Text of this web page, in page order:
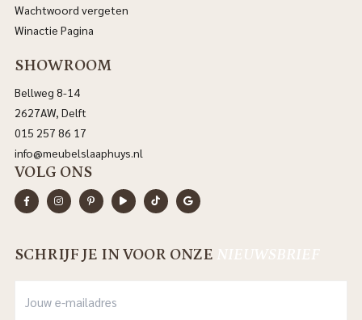
Wachtwoord vergeten
Winactie Pagina
SHOWROOM
Bellweg 8-14
2627AW, Delft
015 257 86 17
info@meubelslaaphuys.nl
VOLG ONS
SCHRIJF JE IN VOOR ONZE NIEUWSBRIEF